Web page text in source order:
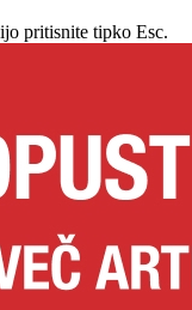
pritisnite tipko Esc.